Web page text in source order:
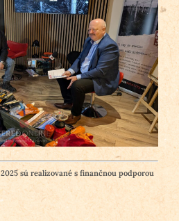
sú realizované s finančnou podporou